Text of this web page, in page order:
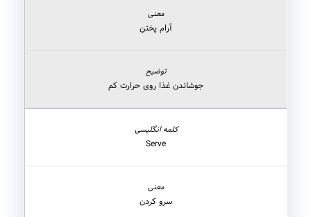
آرام پختن
جوشاندن غذا روی حرارت کم
Serve
سرو کردن